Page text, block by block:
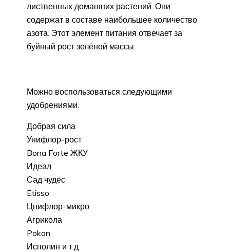
лиственных домашних растений. Они
содержат в составе наибольшее количество
азота. Этот элемент питания отвечает за
буйный рост зелёной массы.
Можно воспользоваться следующими
удобрениями:
Добрая сила
Унифлор-рост
Bona Forte ЖКУ
Идеал
Сад чудес
Etisso
Цнифлор-микро
Агрикола
Pokon
Исполин и т.д